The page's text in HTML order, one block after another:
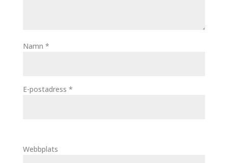
Namn *
E-postadress *
Webbplats